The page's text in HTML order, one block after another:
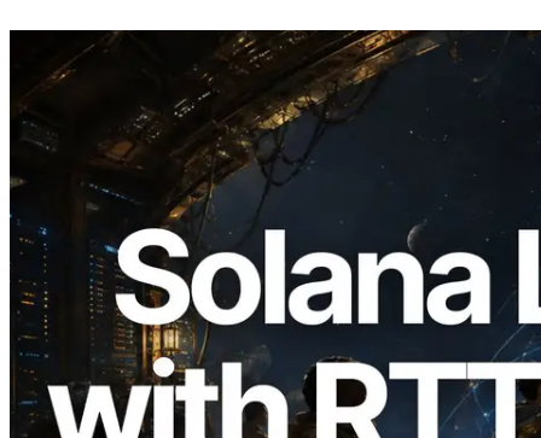
2026.08.05
ERPC ขยาย Solana Leader Slot API ด้วย
การวัด Ping จาก 7 Region ทั่วโลก พร้อม